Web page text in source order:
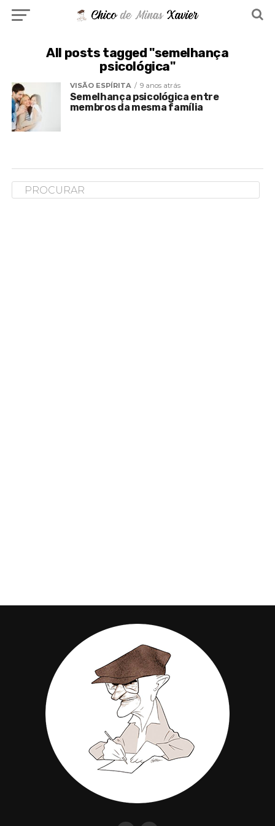
All posts tagged "semelhança
psicológica"
VISÃO ESPÍRITA 9 anos atrás
Semelhança psicológica entre
membros da mesma família